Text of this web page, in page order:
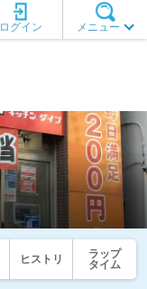
メニュー
ログイン
ヒストリ
ラップ
タイム